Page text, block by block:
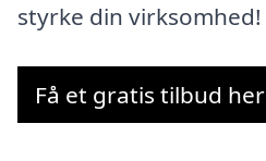
styrke din virksomhed!
Få et gratis tilbud her